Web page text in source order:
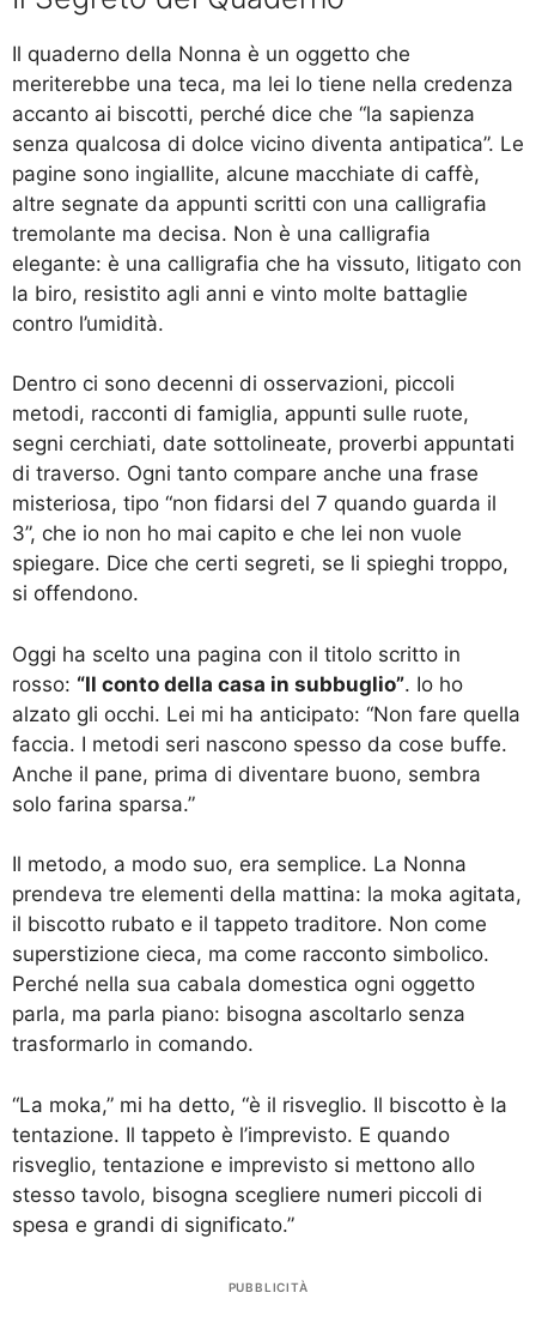
Il quaderno della Nonna è un oggetto che
meriterebbe una teca, ma lei lo tiene nella credenza
accanto ai biscotti, perché dice che “la sapienza
senza qualcosa di dolce vicino diventa antipatica”. Le
pagine sono ingiallite, alcune macchiate di caffè,
altre segnate da appunti scritti con una calligrafia
tremolante ma decisa. Non è una calligrafia
elegante: è una calligrafia che ha vissuto, litigato con
la biro, resistito agli anni e vinto molte battaglie
contro l’umidità.
Dentro ci sono decenni di osservazioni, piccoli
metodi, racconti di famiglia, appunti sulle ruote,
segni cerchiati, date sottolineate, proverbi appuntati
di traverso. Ogni tanto compare anche una frase
misteriosa, tipo “non fidarsi del 7 quando guarda il
3”, che io non ho mai capito e che lei non vuole
spiegare. Dice che certi segreti, se li spieghi troppo,
si offendono.
Oggi ha scelto una pagina con il titolo scritto in
rosso: “Il conto della casa in subbuglio”. Io ho
alzato gli occhi. Lei mi ha anticipato: “Non fare quella
faccia. I metodi seri nascono spesso da cose buffe.
Anche il pane, prima di diventare buono, sembra
solo farina sparsa.”
Il metodo, a modo suo, era semplice. La Nonna
prendeva tre elementi della mattina: la moka agitata,
il biscotto rubato e il tappeto traditore. Non come
superstizione cieca, ma come racconto simbolico.
Perché nella sua cabala domestica ogni oggetto
parla, ma parla piano: bisogna ascoltarlo senza
trasformarlo in comando.
“La moka,” mi ha detto, “è il risveglio. Il biscotto è la
tentazione. Il tappeto è l’imprevisto. E quando
risveglio, tentazione e imprevisto si mettono allo
stesso tavolo, bisogna scegliere numeri piccoli di
spesa e grandi di significato.”
PUBBLICITÀ